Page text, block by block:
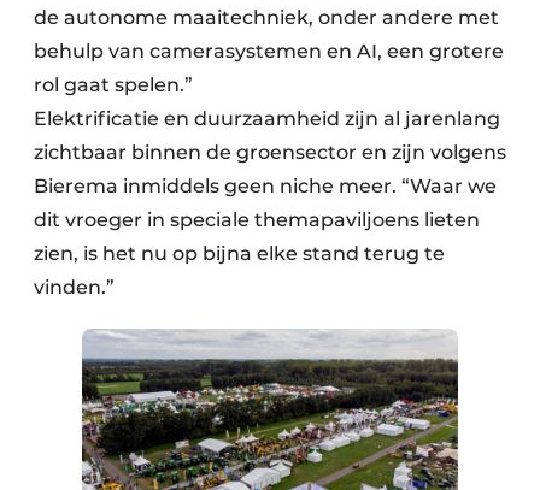
de autonome maaitechniek, onder andere met
behulp van camerasystemen en AI, een grotere
rol gaat spelen.”
Elektrificatie en duurzaamheid zijn al jarenlang
zichtbaar binnen de groensector en zijn volgens
Bierema inmiddels geen niche meer. “Waar we
dit vroeger in speciale themapaviljoens lieten
zien, is het nu op bijna elke stand terug te
vinden.”